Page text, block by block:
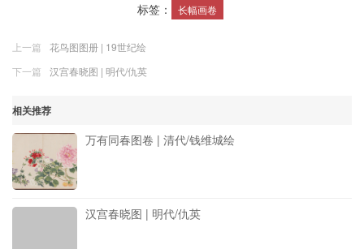
标签： 长幅画卷
上一篇
花鸟图图册 | 19世纪绘
下一篇
汉宫春晓图 | 明代/仇英
相关推荐
万有同春图卷 | 清代/钱维城绘
汉宫春晓图 | 明代/仇英